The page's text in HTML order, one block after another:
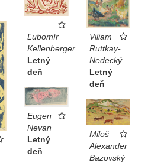
Ľubomír
Kellenberger
Letný
deň
Viliam
Ruttkay-
Nedecký
Letný
deň
Eugen
Nevan
Letný
deň
Miloš
Alexander
Bazovský